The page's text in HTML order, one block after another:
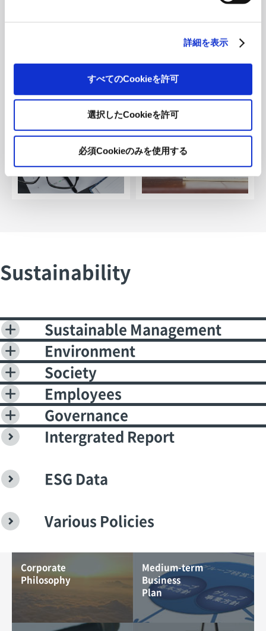
詳細を表示
すべてのCookieを許可
選択したCookieを許可
必須Cookieのみを使用する
Policies
Sustainability
Sustainable Management
Environment
Society
Employees
Governance
Intergrated Report
ESG Data
Various Policies
Corporate
Philosophy
Medium-term
Business
Plan